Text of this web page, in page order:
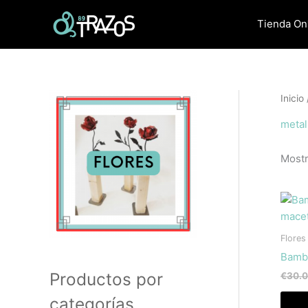
Tienda
Productos por
categorías
Inicio
metal
€